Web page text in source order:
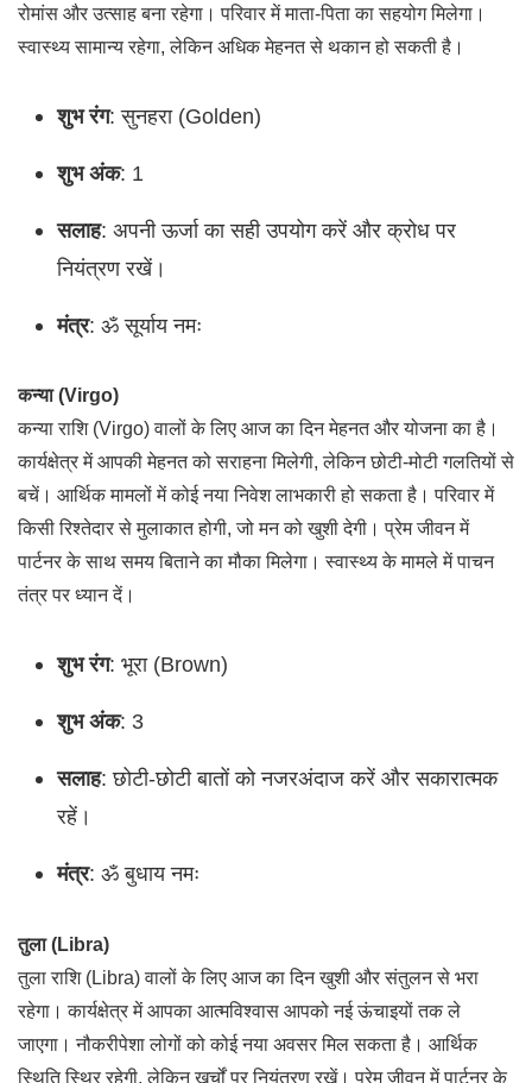
रोमांस और उत्साह बना रहेगा। परिवार में माता-पिता का सहयोग मिलेगा।
स्वास्थ्य सामान्य रहेगा, लेकिन अधिक मेहनत से थकान हो सकती है।
शुभ रंग: सुनहरा (Golden)
शुभ अंक: 1
सलाह: अपनी ऊर्जा का सही उपयोग करें और क्रोध पर
नियंत्रण रखें।
मंत्र: ॐ सूर्याय नमः
कन्या (Virgo)
कन्या राशि (Virgo) वालों के लिए आज का दिन मेहनत और योजना का है।
कार्यक्षेत्र में आपकी मेहनत को सराहना मिलेगी, लेकिन छोटी-मोटी गलतियों से
बचें। आर्थिक मामलों में कोई नया निवेश लाभकारी हो सकता है। परिवार में
किसी रिश्तेदार से मुलाकात होगी, जो मन को खुशी देगी। प्रेम जीवन में
पार्टनर के साथ समय बिताने का मौका मिलेगा। स्वास्थ्य के मामले में पाचन
तंत्र पर ध्यान दें।
शुभ रंग: भूरा (Brown)
शुभ अंक: 3
सलाह: छोटी-छोटी बातों को नजरअंदाज करें और सकारात्मक
रहें।
मंत्र: ॐ बुधाय नमः
तुला (Libra)
तुला राशि (Libra) वालों के लिए आज का दिन खुशी और संतुलन से भरा
रहेगा। कार्यक्षेत्र में आपका आत्मविश्वास आपको नई ऊंचाइयों तक ले
जाएगा। नौकरीपेशा लोगों को कोई नया अवसर मिल सकता है। आर्थिक
स्थिति स्थिर रहेगी, लेकिन खर्चों पर नियंत्रण रखें। प्रेम जीवन में पार्टनर के